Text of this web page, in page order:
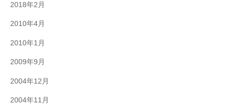
2018年2月
2010年4月
2010年1月
2009年9月
2004年12月
2004年11月